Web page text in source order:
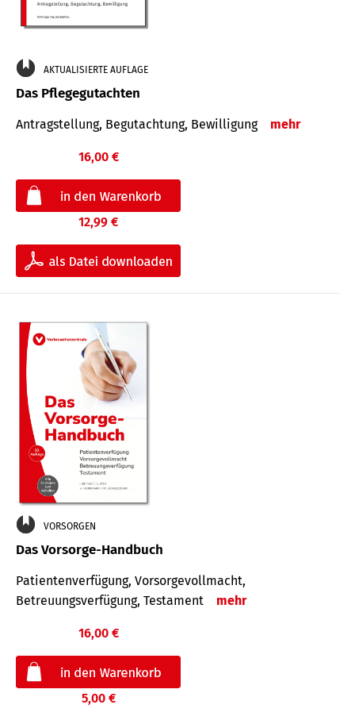
AKTUALISIERTE AUFLAGE
Das Pflegegutachten
Antragstellung, Begutachtung, Bewilligung mehr
16,00 €
12,99 €
VORSORGEN
Das Vorsorge-Handbuch
Patientenverfügung, Vorsorgevollmacht,
Betreuungsverfügung, Testament
mehr
16,00 €
5,00 €